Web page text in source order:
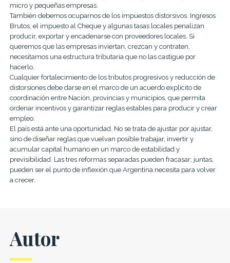
micro y pequeñas empresas.
También debemos ocuparnos de los impuestos distorsivos. Ingresos
Brutos, el impuesto al Cheque y algunas tasas locales penalizan
producir, exportar y encadenarse con proveedores locales. Si
queremos que las empresas inviertan, crezcan y contraten,
necesitamos una estructura tributaria que no las castigue por
hacerlo.
Cualquier fortalecimiento de los tributos progresivos y reducción de
distorsiones debe darse en el marco de un acuerdo explícito de
coordinación entre Nación, provincias y municipios, que permita
ordenar incentivos y garantizar reglas estables para producir y crear
empleo.
El país está ante una oportunidad. No se trata de ajustar por ajustar,
sino de diseñar reglas que vuelvan posible trabajar, invertir y
acumular capital humano en un marco de estabilidad y
previsibilidad. Las tres reformas separadas pueden fracasar; juntas,
pueden ser el punto de inflexión que Argentina necesita para volver
a crecer.
Autor